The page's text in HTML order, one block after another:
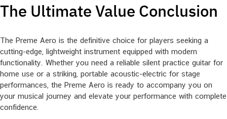
The Ultimate Value Conclusion
The Preme Aero is the definitive choice for players seeking a
cutting-edge, lightweight instrument equipped with modern
functionality. Whether you need a reliable silent practice guitar for
home use or a striking, portable acoustic-electric for stage
performances, the Preme Aero is ready to accompany you on
your musical journey and elevate your performance with complete
confidence.